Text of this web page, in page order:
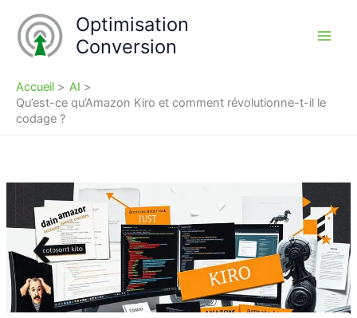
contenu
Optimisation
Conversion
Accueil
AI
Qu’est-ce qu’Amazon Kiro et comment révolutionne-t-il le
codage ?